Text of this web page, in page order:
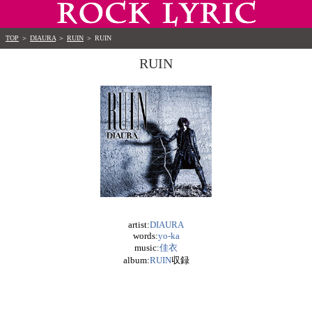
TOP ＞ DIAURA ＞ RUIN ＞ RUIN
RUIN
artist:DIAURA
words:yo-ka
music:佳衣
album:RUIN収録